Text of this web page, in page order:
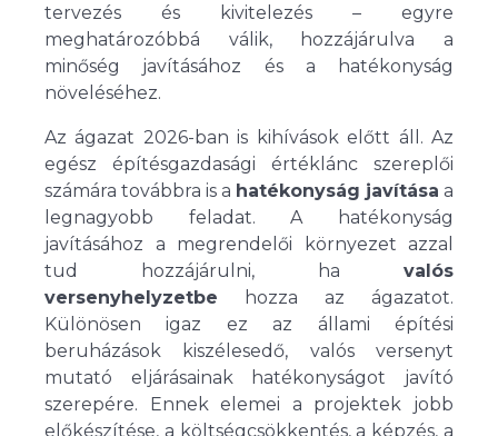
tervezés és kivitelezés – egyre
meghatározóbbá válik, hozzájárulva a
minőség javításához és a hatékonyság
növeléséhez.
Az ágazat 2026-ban is kihívások előtt áll. Az
egész építésgazdasági értéklánc szereplői
számára továbbra is a hatékonyság javítása a
legnagyobb feladat. A hatékonyság
javításához a megrendelői környezet azzal
tud hozzájárulni, ha valós
versenyhelyzetbe hozza az ágazatot.
Különösen igaz ez az állami építési
beruházások kiszélesedő, valós versenyt
mutató eljárásainak hatékonyságot javító
szerepére. Ennek elemei a projektek jobb
előkészítése, a költségcsökkentés, a képzés, a